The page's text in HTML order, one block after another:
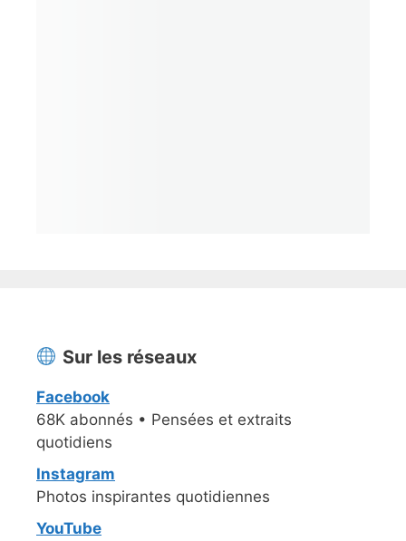
Sur les réseaux
Facebook
68K abonnés • Pensées et extraits
quotidiens
Instagram
Photos inspirantes quotidiennes
YouTube